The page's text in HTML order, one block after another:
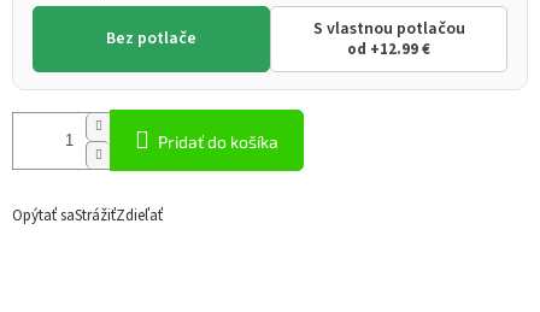
Bez potlače S vlastnou potlačou
od +12.99 €
Pridať do košíka
Opýtať saStrážiťZdieľať